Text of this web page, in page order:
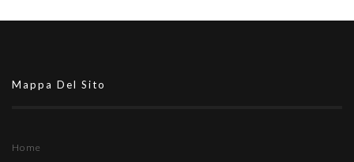
Mappa Del Sito
Home